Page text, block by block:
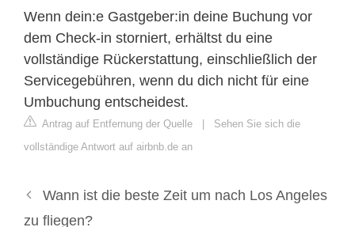
Wenn dein:e Gastgeber:in deine Buchung vor
dem Check-in storniert, erhältst du eine
vollständige Rückerstattung, einschließlich der
Servicegebühren, wenn du dich nicht für eine
Umbuchung entscheidest.
Antrag auf Entfernung der Quelle | Sehen Sie sich die
vollständige Antwort auf airbnb.de an
Wann ist die beste Zeit um nach Los Angeles
zu fliegen?